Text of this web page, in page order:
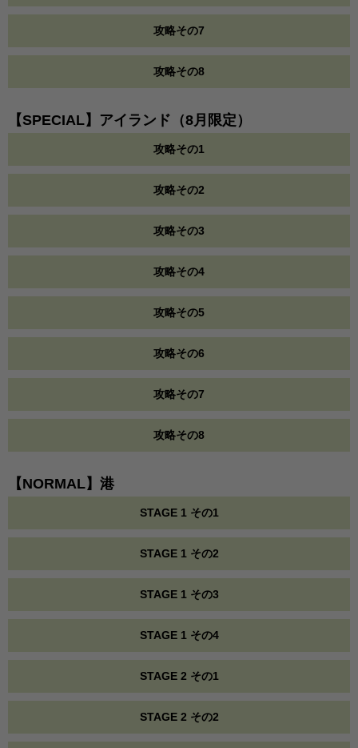
攻略その7
攻略その8
【SPECIAL】アイランド（8月限定）
攻略その1
攻略その2
攻略その3
攻略その4
攻略その5
攻略その6
攻略その7
攻略その8
【NORMAL】港
STAGE 1 その1
STAGE 1 その2
STAGE 1 その3
STAGE 1 その4
STAGE 2 その1
STAGE 2 その2